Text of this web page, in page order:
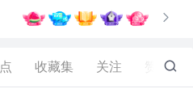
收藏集 关注 332